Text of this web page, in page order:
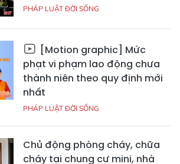
PHÁP LUẬT ĐỜI SỐNG
[Motion graphic] Mức
phạt vi phạm lao động chưa
thành niên theo quy định mới
nhất
PHÁP LUẬT ĐỜI SỐNG
Chủ động phòng cháy, chữa
cháy tại chung cư mini, nhà